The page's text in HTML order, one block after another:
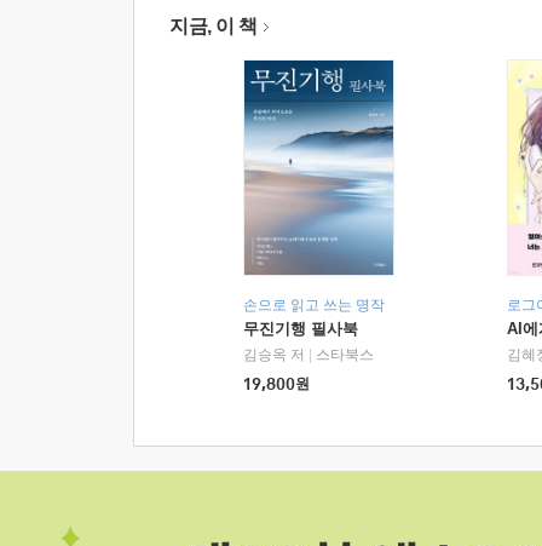
지금, 이 책
손으로 읽고 쓰는 명작
무진기행 필사북
김승옥 저
스타북스
19,800원
로그
AI에
김혜